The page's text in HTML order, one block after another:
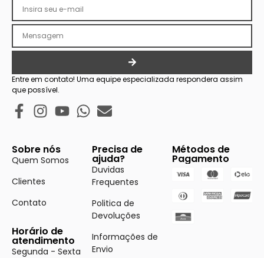
Entre em contato! Uma equipe especializada respondera assim
que possível.
Sobre nós
Quem Somos
Clientes
Contato
Horário de
atendimento
Segunda - Sexta
Precisa de
ajuda?
Duvidas
Frequentes
Politica de
Devoluções
Informações de
Envio
Métodos de
Pagamento